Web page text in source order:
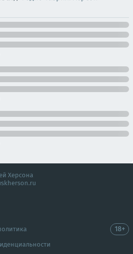
Херсона
18+